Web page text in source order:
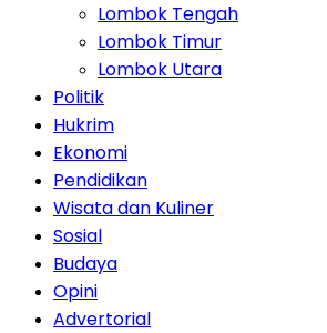
Lombok Tengah
Lombok Timur
Lombok Utara
Politik
Hukrim
Ekonomi
Pendidikan
Wisata dan Kuliner
Sosial
Budaya
Opini
Advertorial